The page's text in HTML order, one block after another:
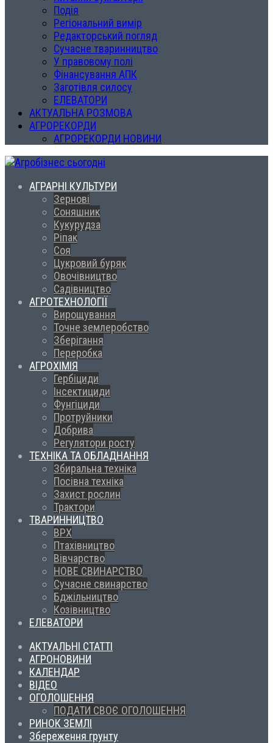
Подія
Регіональний вимір
Редакторський погляд
Сучасне тваринництво
У правовому полі
Фінансування АПК
Заготівля силосу
ЕЛЕВАТОРИ
АКТУАЛЬНА РОЗМОВА
АГРОРЕКОРДИ
АГРОРЕКОРДИ НОВИНИ
АГРАРНІ КУЛЬТУРИ
Зернові
Соняшник
Кукурудза
Ріпак
Соя
Цукровий буряк
Овочівництво
Садівництво
АГРОТЕХНОЛОГІЇ
Вирощування
Точне землеробство
Зберігання
Переробка
АГРОХІМІЯ
Гербіциди
Інсектициди
Фунгіциди
Протруйники
Добрива
Регулятори росту
ТЕХНІКА ТА ОБЛАДНАННЯ
Збиральна техніка
Посівна техніка
Захист рослин
Трактори
ТВАРИННИЦТВО
ВРХ
Птахівництво
Вівчарство
НОВЕ СВИНАРСТВО
Сучасне свинарство
Бджільництво
Козівництво
ЕЛЕВАТОРИ
АКТУАЛЬНІ СТАТТІ
АГРОНОВИНИ
КАЛЕНДАР
ВІДЕО
ОГОЛОШЕННЯ
ПОДАТИ СВОЄ ОГОЛОШЕННЯ
РИНОК ЗЕМЛІ
Збереження грунту